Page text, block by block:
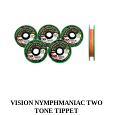
VISION NYMPHMANIAC TWO
TONE TIPPET